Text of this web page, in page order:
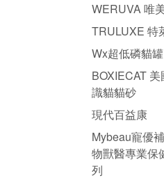
WERUVA 唯
TRULUXE 特
Wx超低磷貓罐
BOXIECAT
識貓貓砂
現代百益康
Mybeau寵優
物獸醫專業保
列